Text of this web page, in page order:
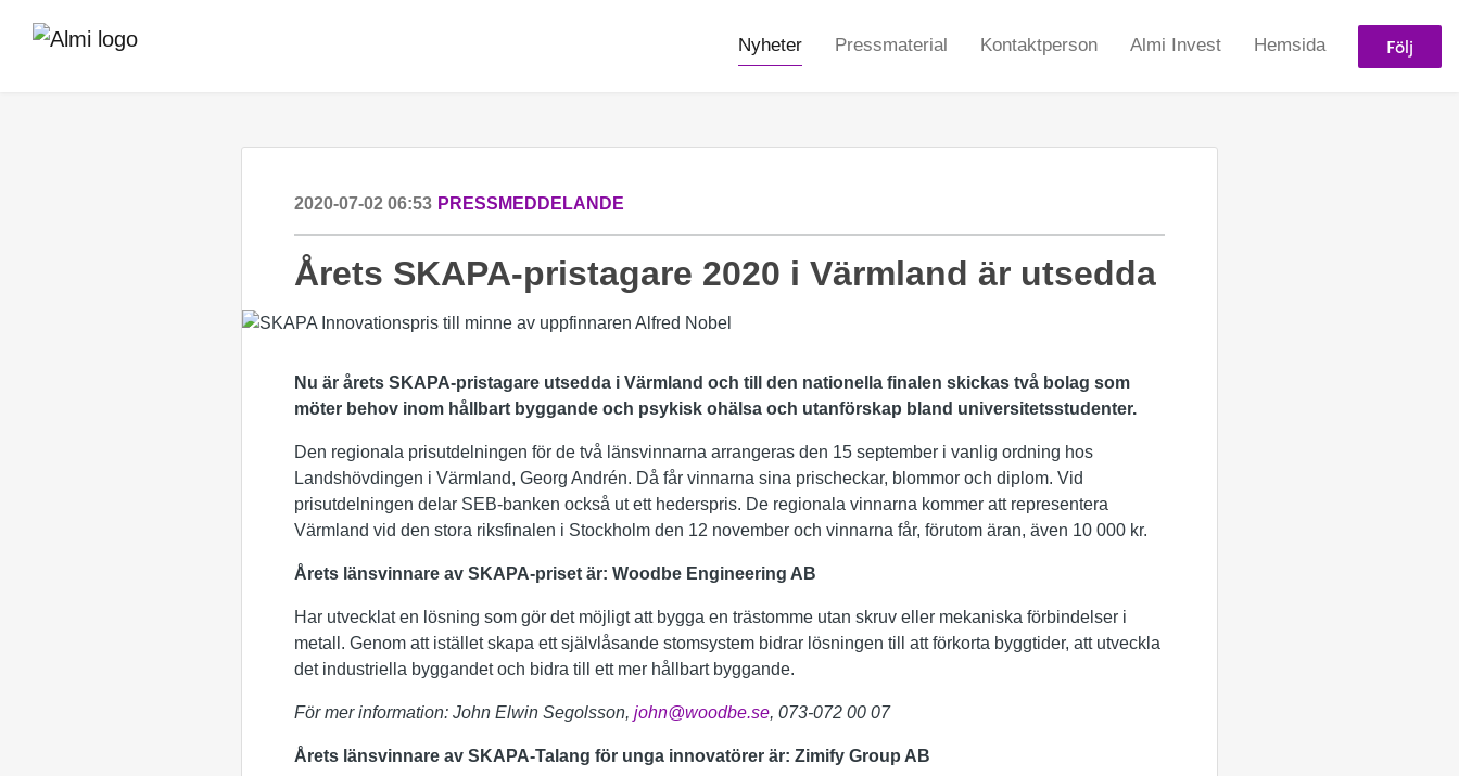
Nyheter Pressmaterial Kontaktperson Almi Invest Hemsida Följ
2020-07-02 06:53 PRESSMEDDELANDE
Årets SKAPA-pristagare 2020 i Värmland är utsedda
Nu är årets SKAPA-pristagare utsedda i Värmland och till den nationella finalen skickas två bolag som
möter behov inom hållbart byggande och psykisk ohälsa och utanförskap bland universitetsstudenter.
Den regionala prisutdelningen för de två länsvinnarna arrangeras den 15 september i vanlig ordning hos
Landshövdingen i Värmland, Georg Andrén. Då får vinnarna sina prischeckar, blommor och diplom. Vid
prisutdelningen delar SEB-banken också ut ett hederspris. De regionala vinnarna kommer att representera
Värmland vid den stora riksfinalen i Stockholm den 12 november och vinnarna får, förutom äran, även 10 000 kr.
Årets länsvinnare av SKAPA-priset är: Woodbe Engineering AB
Har utvecklat en lösning som gör det möjligt att bygga en trästomme utan skruv eller mekaniska förbindelser i
metall. Genom att istället skapa ett självlåsande stomsystem bidrar lösningen till att förkorta byggtider, att utveckla
det industriella byggandet och bidra till ett mer hållbart byggande.
För mer information: John Elwin Segolsson, john@woodbe.se, 073-072 00 07
Årets länsvinnare av SKAPA-Talang för unga innovatörer är: Zimify Group AB